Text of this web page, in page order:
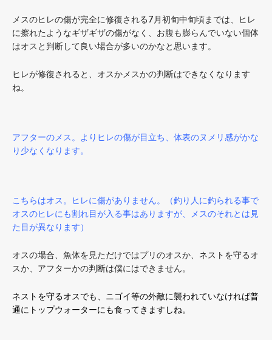
メスのヒレの傷が完全に修復される7月初旬中旬頃までは、ヒレ
に擦れたようなギザギザの傷がなく、お腹も膨らんでいない個体
はオスと判断して良い場合が多いのかなと思います。
ヒレが修復されると、オスかメスかの判断はできなくなります
ね。
アフターのメス。よりヒレの傷が目立ち、体表のヌメリ感がかな
り少なくなります。
こちらはオス。ヒレに傷がありません。（釣り人に釣られる事で
オスのヒレにも割れ目が入る事はありますが、メスのそれとは見
た目が異なります）
オスの場合、魚体を見ただけではプリのオスか、ネストを守るオ
スか、アフターかの判断は僕にはできません。
ネストを守るオスでも、ニゴイ等の外敵に襲われていなければ普
通にトップウォーターにも食ってきますしね。